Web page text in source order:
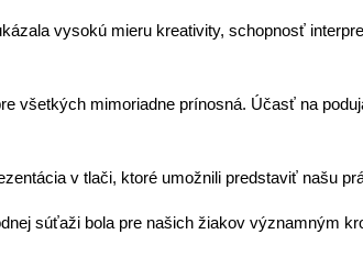
vysokú mieru kreativity, schopnosť
všetkých mimoriadne prínosná. Účasť na
v tlači, ktoré umožnili predstaviť našu
súťaži bola pre našich žiakov významným